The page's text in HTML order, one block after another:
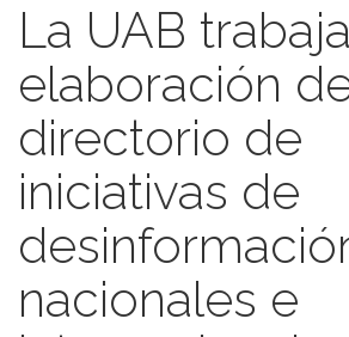
La UAB
elaboración
directorio de
iniciativas de
nacionales e